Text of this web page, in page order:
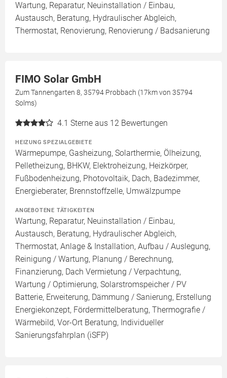
Wartung, Reparatur, Neuinstallation / Einbau,
Austausch, Beratung, Hydraulischer Abgleich,
Thermostat, Renovierung, Renovierung / Badsanierung
FIMO Solar GmbH
Zum Tannengarten 8, 35794 Probbach (17km von 35794
Solms)
4.1 Sterne aus 12 Bewertungen
HEIZUNG SPEZIALGEBIETE
Wärmepumpe, Gasheizung, Solarthermie, Ölheizung,
Pelletheizung, BHKW, Elektroheizung, Heizkörper,
Fußbodenheizung, Photovoltaik, Dach, Badezimmer,
Energieberater, Brennstoffzelle, Umwälzpumpe
ANGEBOTENE TÄTIGKEITEN
Wartung, Reparatur, Neuinstallation / Einbau,
Austausch, Beratung, Hydraulischer Abgleich,
Thermostat, Anlage & Installation, Aufbau / Auslegung,
Reinigung / Wartung, Planung / Berechnung,
Finanzierung, Dach Vermietung / Verpachtung,
Wartung / Optimierung, Solarstromspeicher / PV
Batterie, Erweiterung, Dämmung / Sanierung, Erstellung
Energiekonzept, Fördermittelberatung, Thermografie /
Wärmebild, Vor-Ort Beratung, Individueller
Sanierungsfahrplan (iSFP)